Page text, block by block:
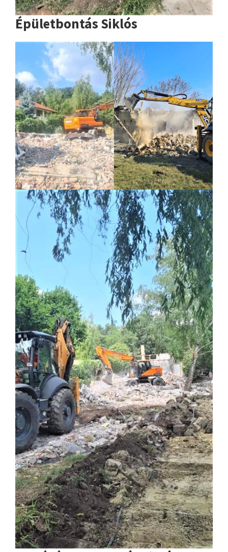
Épületbontás Siklós